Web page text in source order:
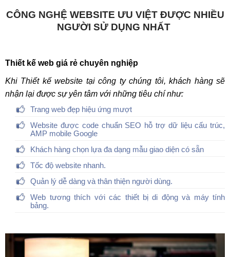
CÔNG NGHỆ WEBSITE ƯU VIỆT ĐƯỢC NHIỀU
NGƯỜI SỬ DỤNG NHẤT
Thiết kế web giá rẻ chuyên nghiệp
Khi Thiết kế website tại công ty chúng tôi, khách hàng sẽ
nhận lại được sự yên tâm với những tiêu chí như:
Trang web đẹp hiệu ứng mượt
Website được code chuẩn SEO hỗ trợ dữ liệu cấu trúc,
AMP mobile Google
Khách hàng chọn lựa đa dạng mẫu giao diện có sẵn
Tốc độ website nhanh.
Quản lý dễ dàng và thân thiện người dùng.
Web tương thích với các thiết bị di động và máy tính
bảng.